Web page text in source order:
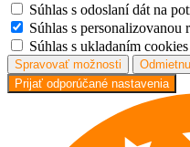
Súhlas s odoslaní dát na
Súhlas s personalizovanou
Súhlas s ukladaním
Spravovať možnosti
Prijať odporúčané nastavenia